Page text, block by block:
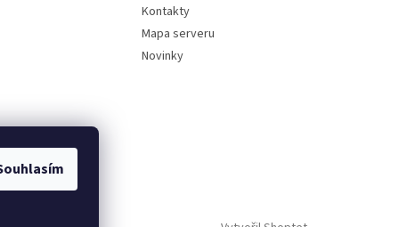
Kontakty
Mapa serveru
Novinky